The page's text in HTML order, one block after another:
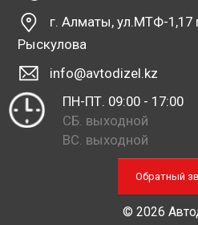
г. Алматы, ул.МТФ-1,17
Рыскулова
info@avtodizel.kz
ПН-ПТ. 09:00 - 17:00
СБ. выходной
ВС. выходной
Обратный
© 2026